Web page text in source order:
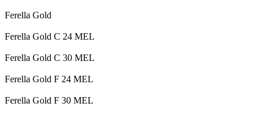
Ferella Gold
Ferella Gold C 24 MEL
Ferella Gold C 30 MEL
Ferella Gold F 24 MEL
Ferella Gold F 30 MEL